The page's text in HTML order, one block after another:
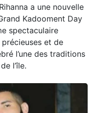
a une nouvelle
Kadooment Day
spectaculaire
et de
l’une des traditions
l’île.